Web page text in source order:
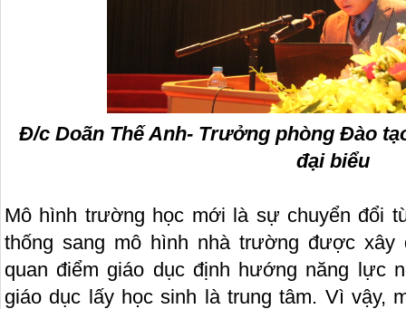
Đ/c Doãn Thế Anh- Trưởng phòng Đào
đại biểu
Mô hình trường học mới là sự chuyển đổi
thống sang mô hình nhà trường được
quan điểm giáo dục định hướng năng lực
giáo dục lấy học sinh là trung tâm. Vì vậy,